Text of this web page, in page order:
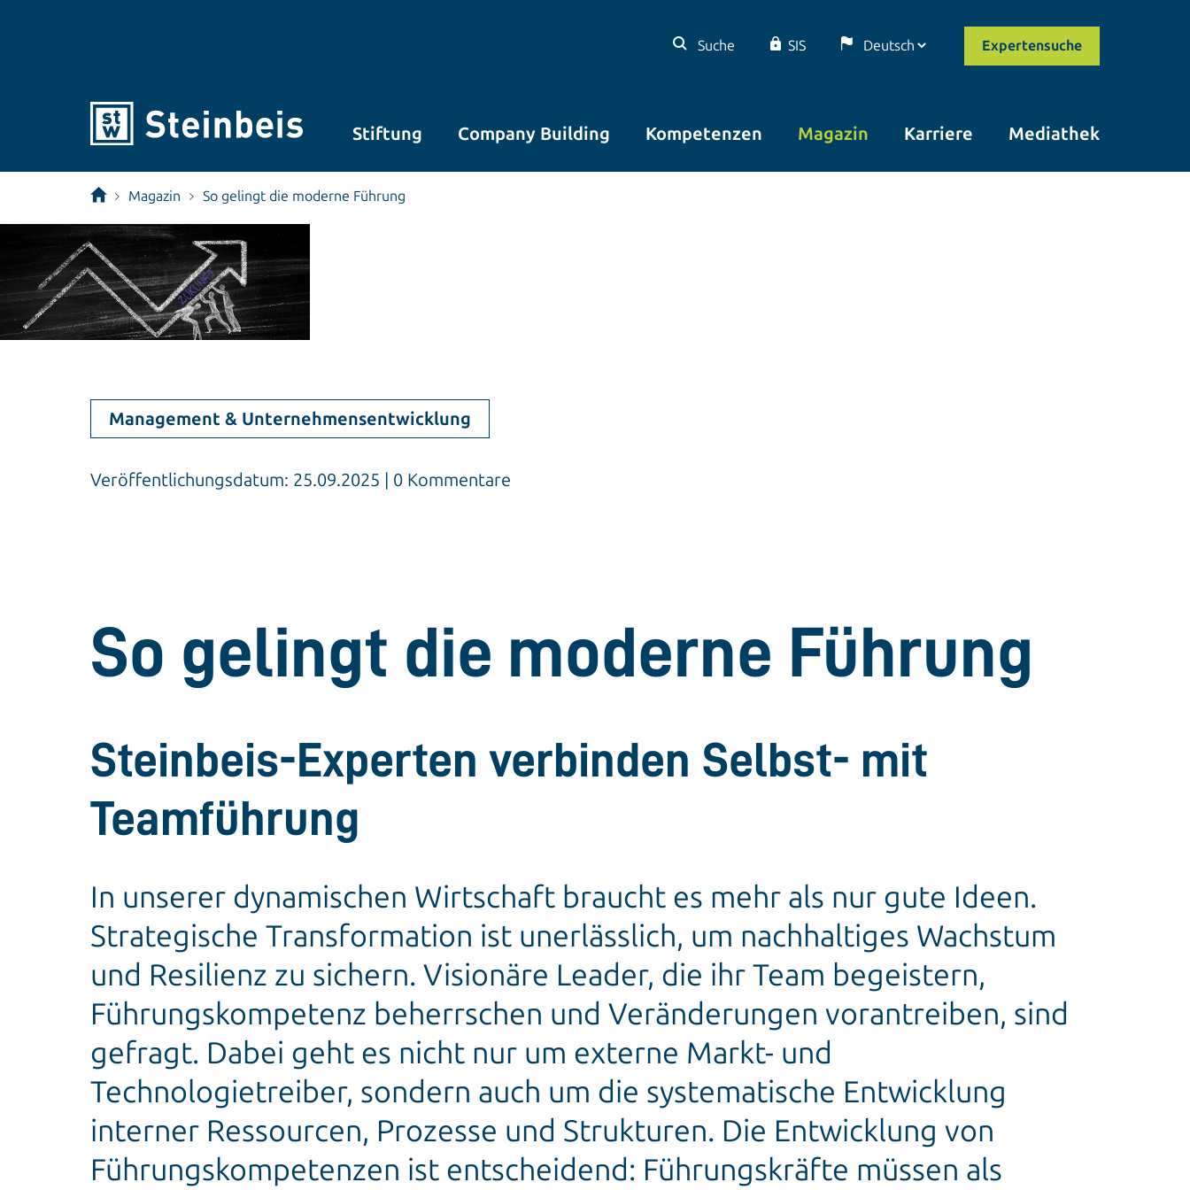
Suche SIS Expertensuche
Stiftung Company Building Kompetenzen Magazin Karriere Mediathek
Magazin So gelingt die moderne Führung
Management & Unternehmensentwicklung
Veröffentlichungsdatum: 25.09.2025 | 0 Kommentare
So gelingt die moderne Führung
Steinbeis-Experten verbinden Selbst- mit
Teamführung
In unserer dynamischen Wirtschaft braucht es mehr als nur gute Ideen.
Strategische Transformation ist unerlässlich, um nachhaltiges Wachstum
und Resilienz zu sichern. Visionäre Leader, die ihr Team begeistern,
Führungskompetenz beherrschen und Veränderungen vorantreiben, sind
gefragt. Dabei geht es nicht nur um externe Markt- und
Technologietreiber, sondern auch um die systematische Entwicklung
interner Ressourcen, Prozesse und Strukturen. Die Entwicklung von
Führungskompetenzen ist entscheidend: Führungskräfte müssen als